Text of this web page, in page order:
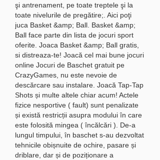
şi antrenament, pe toate treptele şi la
toate nivelurile de pregătire;. Aici poţi
juca Basket &amp; Ball. Basket &amp;
Ball face parte din lista de jocuri sport
oferite. Joaca Basket &amp; Ball gratis,
si distreaza-te! Joacă cel mai bune jocuri
online Jocuri de Baschet gratuit pe
CrazyGames, nu este nevoie de
descărcare sau instalare. Joacă Tap-Tap
Shots și multe altele chiar acum! Actele
fizice nesportive ( fault) sunt penalizate
și există restricții asupra modului în care
este folosită mingea ( încălcări ). De-a
lungul timpului, în baschet s-au dezvoltat
tehnicile obișnuite de ochire, pasare și
driblare, dar și de poziționare a